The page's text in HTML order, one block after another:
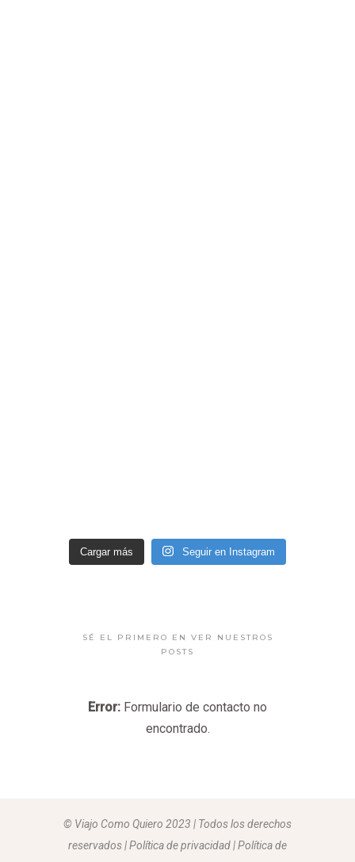
Cargar más Seguir en Instagram
SÉ EL PRIMERO EN VER NUESTROS
POSTS
Error: Formulario de contacto no
encontrado.
© Viajo Como Quiero 2023 | Todos los derechos
reservados | Política de privacidad | Política de